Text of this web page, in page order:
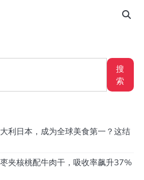
搜
索
利日本，成为全球美食第一？这结
夹核桃配牛肉干，吸收率飙升37%